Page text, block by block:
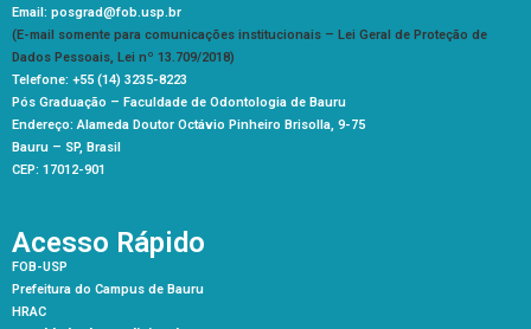
Email: posgrad@fob.usp.br
(E-mail somente para comunicações institucionais – Lei Geral de Proteção de
Dados Pessoais, Lei nº 13.709/2018)
Telefone: +55 (14) 3235-8223
Pós Graduação – Faculdade de Odontologia de Bauru
Endereço: Alameda Doutor Octávio Pinheiro Brisolla, 9-75
Bauru – SP, Brasil
CEP: 17012-901
Acesso Rápido
FOB-USP
Prefeitura do Campus de Bauru
HRAC